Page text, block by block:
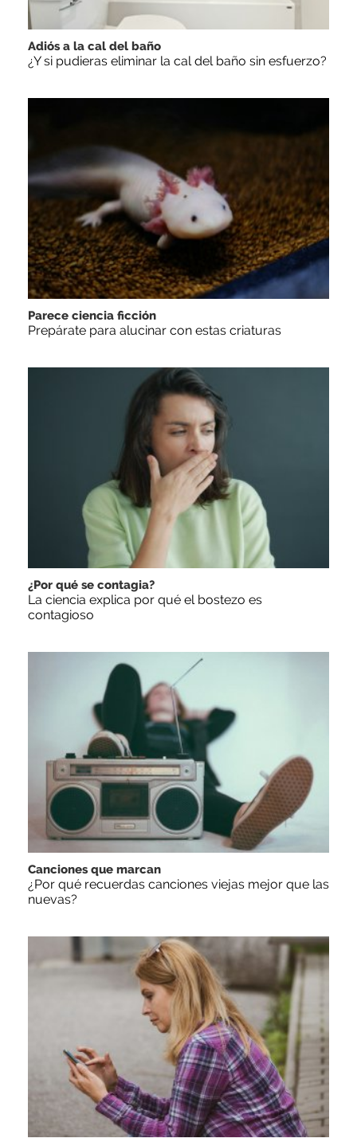
Adiós a la cal del baño
¿Y si pudieras eliminar la cal del baño sin esfuerzo?
Parece ciencia ficción
Prepárate para alucinar con estas criaturas
¿Por qué se contagia?
La ciencia explica por qué el bostezo es
contagioso
Canciones que marcan
¿Por qué recuerdas canciones viejas mejor que las
nuevas?